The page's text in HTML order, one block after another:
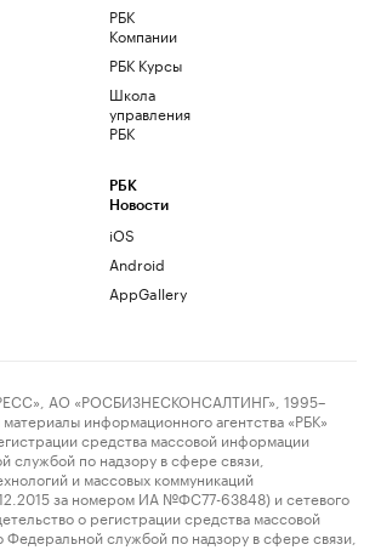
РБК
Компании
РБК Курсы
Школа
управления
РБК
РБК
Новости
iOS
Android
AppGallery
АО «РОСБИЗНЕСКОНСАЛТИНГ», 1995–
информационного агентства «РБК»
средства массовой информации
службой по надзору в сфере связи,
и массовых коммуникаций
за номером ИА №ФС77-63848) и сетевого
о регистрации средства массовой
службой по надзору в сфере связи,